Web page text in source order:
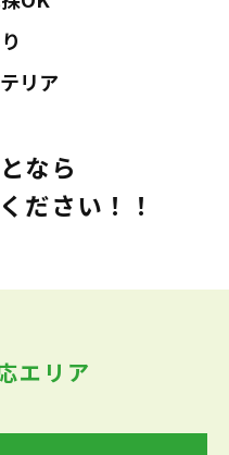
リア
なら
ださい！！
エリア